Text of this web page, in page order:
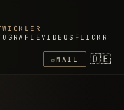
VIDEOS FLICKR
✉MAIL 🇩🇪